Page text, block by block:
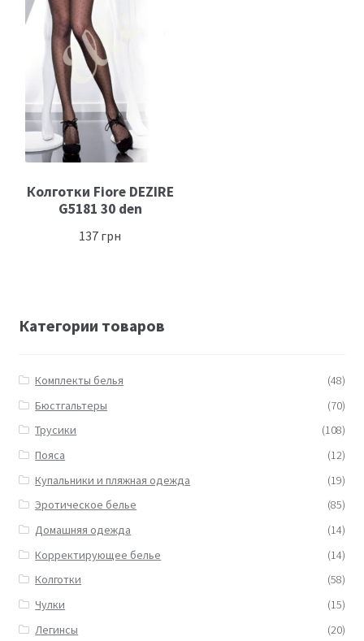
Обратная связь
Колготки Fiore DEZIRE
G5181 30 den
137 грн
Категории товаров
Комплекты белья
(48)
Бюстгальтеры
(70)
Трусики
(108)
Пояса
(12)
Купальники и пляжная одежда
(19)
Эротическое белье
(85)
Домашняя одежда
(14)
Корректирующее белье
(14)
Колготки
(58)
Чулки
(15)
Легинсы
(20)